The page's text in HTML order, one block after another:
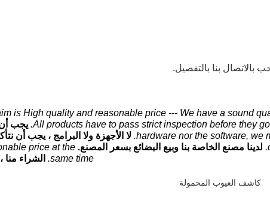
بالاتصال بنا بالتفصيل.
is High quality and reasonable price --- We have a sound
All products have to pass strict inspection before they go يجب
hardware nor the software, we لا الأجهزة ولا البرامج ، يجب أن
لدينا مصنع الخاصة بنا وبيع البضائع بسعر المصنع. price at the
same time.
الشراء
كاشف العيوب المحمولة